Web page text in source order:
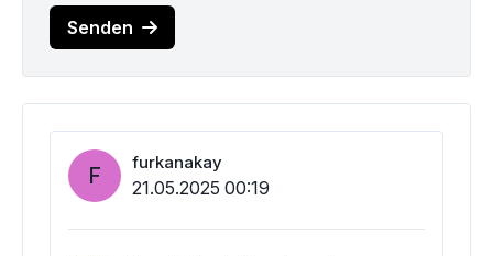
Senden
F furkanakay
21.05.2025 00:19